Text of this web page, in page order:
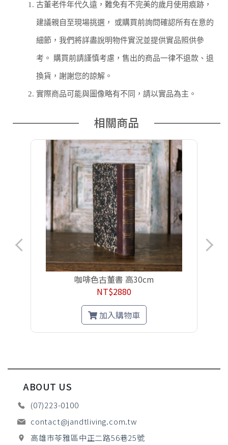
1. 古董老件年代久遠，難免有不完美的歲月使用痕跡，
建議親自至現場挑選， 或購買前詢問確認所有在意的
細節，我們將詳盡說明物件實況並提供實品照供參
考。 購買前請謹慎考慮，售出的商品一律不退款、退
換貨，謝謝您的諒解。
2. 實際商品可能與圖像略有不同，請以實品為主。
相關商品
咖啡色古董書 高30cm
NT$2880
加入購物車
ABOUT US
(07)223-0100
contact@jandtliving.com.tw
高雄市苓雅區中正二路56巷25號